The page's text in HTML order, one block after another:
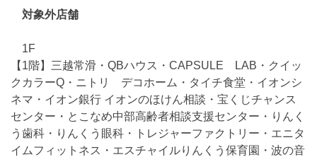
対象外店舗
1F
【1階】三越常滑・QBハウス・CAPSULE LAB・クイッ
クカラーQ・ニトリ デコホーム・タイチ食堂・イオンシ
ネマ・イオン銀行 イオンのほけん相談・宝くじチャンス
センター・とこなめ中部高齢者相談支援センター・りんく
う歯科・りんくう眼科・トレジャーファクトリー・エニタ
イムフィットネス・エスチャイルりんくう保育園・波の音